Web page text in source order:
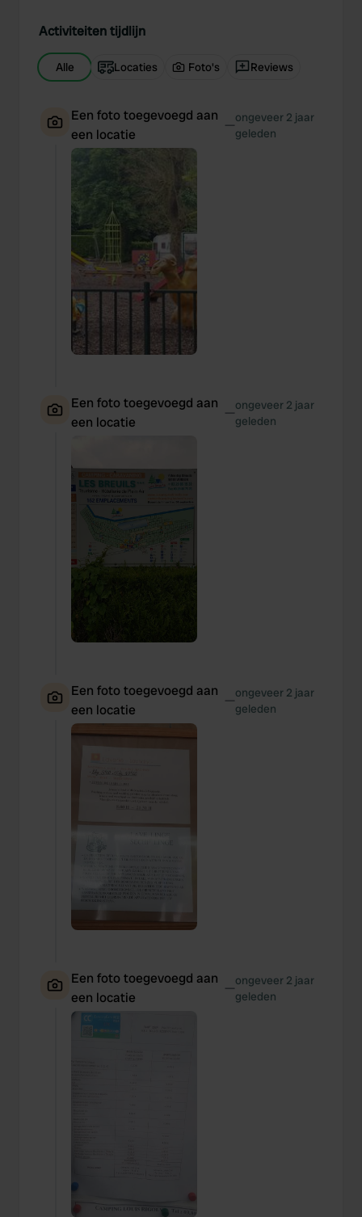
Activiteiten tijdlijn
Alle Locaties Foto's Reviews
Een foto toegevoegd aan
een locatie
—ongeveer 2 jaar
geleden
Een foto toegevoegd aan
een locatie
—ongeveer 2 jaar
geleden
Een foto toegevoegd aan
een locatie
—ongeveer 2 jaar
geleden
Een foto toegevoegd aan
een locatie
—ongeveer 2 jaar
geleden